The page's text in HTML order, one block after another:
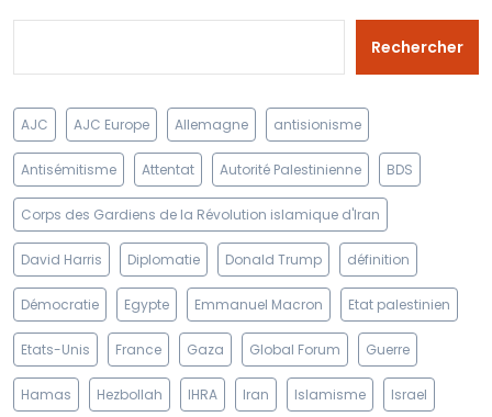
Rechercher
AJC AJC Europe Allemagne antisionisme
Antisémitisme Attentat Autorité Palestinienne BDS
Corps des Gardiens de la Révolution islamique d'Iran
David Harris Diplomatie Donald Trump définition
Démocratie Egypte Emmanuel Macron Etat palestinien
Etats-Unis France Gaza Global Forum Guerre
Hamas Hezbollah IHRA Iran Islamisme Israel